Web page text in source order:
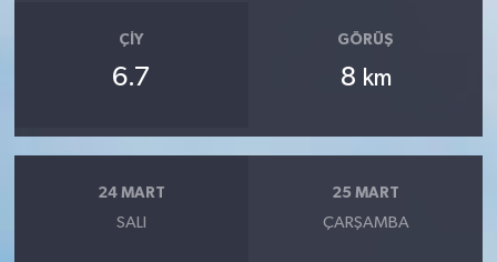
ÇIY
6.7
GÖRÜŞ
8 km
24 MART
SALI
25 MART
ÇARŞAMBA